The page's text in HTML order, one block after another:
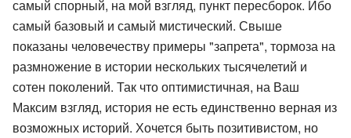
самый спорный, на мой взгляд, пункт пересборок. Ибо
самый базовый и самый мистический. Свыше
показаны человечеству примеры "запрета", тормоза на
размножение в истории нескольких тысячелетий и
сотен поколений. Так что оптимистичная, на Ваш
Максим взгляд, история не есть единственно верная из
возможных историй. Хочется быть позитивистом, но